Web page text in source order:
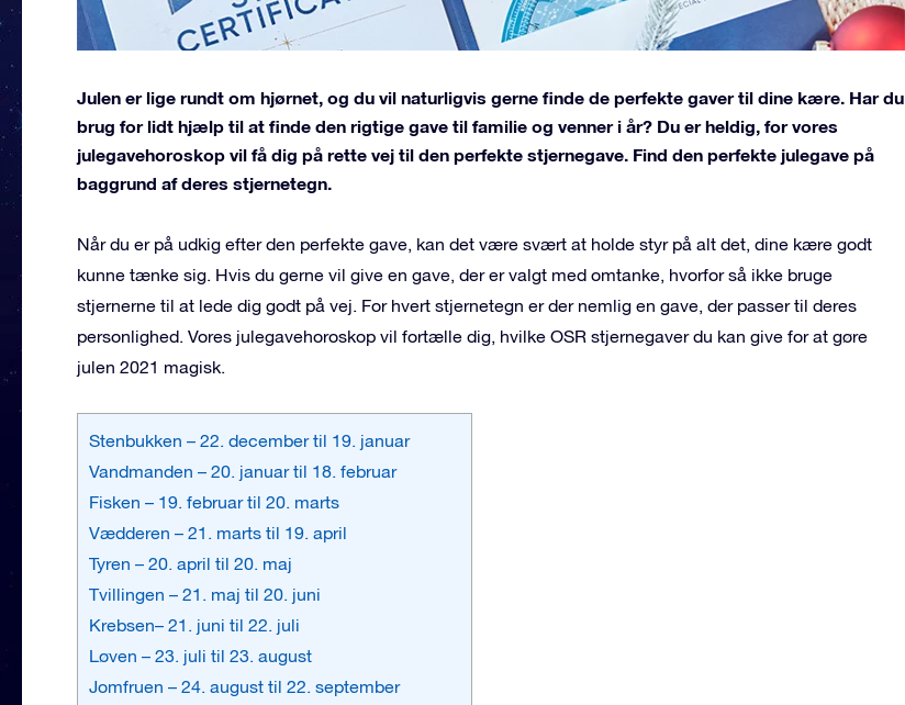
Julen er lige rundt om hjørnet, og du vil naturligvis gerne finde de perfekte gaver til dine kære. Har du
brug for lidt hjælp til at finde den rigtige gave til familie og venner i år? Du er heldig, for vores
julegavehoroskop vil få dig på rette vej til den perfekte stjernegave. Find den perfekte julegave på
baggrund af deres stjernetegn.
Når du er på udkig efter den perfekte gave, kan det være svært at holde styr på alt det, dine kære godt
kunne tænke sig. Hvis du gerne vil give en gave, der er valgt med omtanke, hvorfor så ikke bruge
stjernerne til at lede dig godt på vej. For hvert stjernetegn er der nemlig en gave, der passer til deres
personlighed. Vores julegavehoroskop vil fortælle dig, hvilke OSR stjernegaver du kan give for at gøre
julen 2021 magisk.
Stenbukken – 22. december til 19. januar
Vandmanden – 20. januar til 18. februar
Fisken – 19. februar til 20. marts
Vædderen – 21. marts til 19. april
Tyren – 20. april til 20. maj
Tvillingen – 21. maj til 20. juni
Krebsen– 21. juni til 22. juli
Løven – 23. juli til 23. august
Jomfruen – 24. august til 22. september